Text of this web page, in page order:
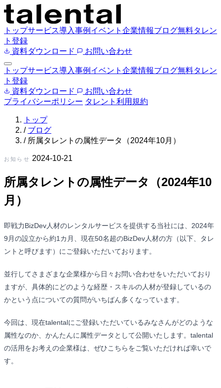
トップサービス導入事例 イベント 企業情報ブログ無料タレン
ト登録
資料ダウンロード
お問い合わせ
トップサービス導入事例 イベント 企業情報ブログ無料タレン
ト登録
資料ダウンロード
お問い合わせ
プライバシーポリシー タレント利用規約
トップ
/ ブログ
/ 所属タレントの属性データ（2024年10月）
お知らせ 2024-10-21
所属タレントの属性データ（2024年10
月）
即戦力BizDev人材のレンタルサービスを提供する当社には、2024年
9月の設立から約1カ月、現在50名超のBizDev人材の方（以下、タレ
ントと呼びます）にご登録いただいております。
並行してさまざまな企業様から日々お問い合わせをいただいており
ますが、具体的にどのような経歴・スキルの人材が登録しているの
かという点についての質問がいちばん多くなっています。
今回は、現在talentalにご登録いただいているみなさんがどのような
属性なのか、かんたんに属性データとして公開いたします。talental
の活用をお考えの企業様は、ぜひこちらをご覧いただければ幸いで
す。